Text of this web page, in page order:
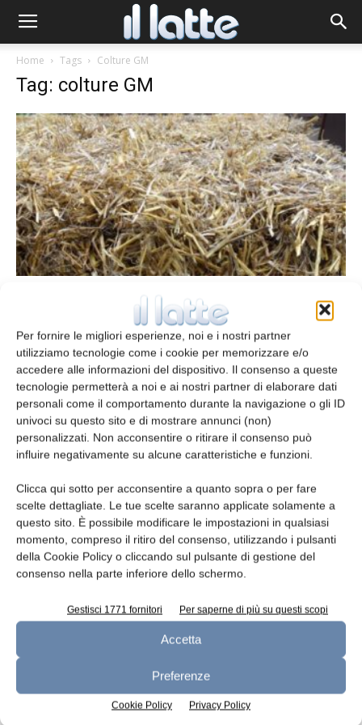
Per fornire le migliori esperienze, noi e i nostri partner
utilizziamo tecnologie come i cookie per memorizzare e/o
accedere alle informazioni del dispositivo. Il consenso a queste
tecnologie permetterà a noi e ai nostri partner di elaborare dati
personali come il comportamento durante la navigazione o gli ID
univoci su questo sito e di mostrare annunci (non)
personalizzati. Non acconsentire o ritirare il consenso può
influire negativamente su alcune caratteristiche e funzioni.
Clicca qui sotto per acconsentire a quanto sopra o per fare
scelte dettagliate. Le tue scelte saranno applicate solamente a
questo sito. È possibile modificare le impostazioni in qualsiasi
momento, compreso il ritiro del consenso, utilizzando i pulsanti
della Cookie Policy o cliccando sul pulsante di gestione del
consenso nella parte inferiore dello schermo.
Gestisci 1771 fornitori Per saperne di più su questi scopi
Accetta
Preferenze
Cookie Policy Privacy Policy
Home Tags Colture GM
Tag: colture GM
Lanciata banca dati delle colture GM per
garantire la sicurezza dei mangimi
nell’UE
redazione 5 Ottobre 2015
Leggi la rivista